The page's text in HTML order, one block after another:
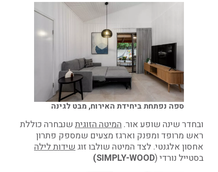
ספה נפתחת ביחידת האירוח, מבט לגינה
ובחדר שינה שופע אור.המיטה הזוגיתשנבחרה כוללת
ראש מרופד ומפנק וארגז מצעים שמספק פתרון
אחסון אלגנטי. לצד המיטה שולבו זוגשידות לילה
בסטייל נורדי (SIMPLY-WOOD)